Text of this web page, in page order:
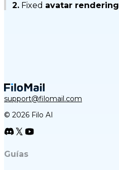
2. Fixed avatar rendering
support@filomail.com
© 2026 Filo AI
Guías